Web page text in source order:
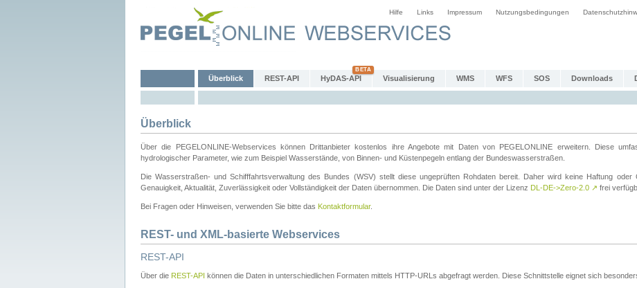
Hilfe Links Impressum Nutzungsbedingungen
Überblick REST-API HyDAS-API Visualisierung WMS WFS SOS Downloads
Überblick
Über die PEGELONLINE-Webservices können Drittanbieter kostenlos ihre Angebote mit Daten von PEGELONLINE erweitern. Diese
hydrologischer Parameter, wie zum Beispiel Wasserstände, von Binnen- und Küstenpegeln entlang der Bundeswasserstraßen.
Die Wasserstraßen- und Schifffahrtsverwaltung des Bundes (WSV) stellt diese ungeprüften Rohdaten bereit. Daher wird keine Haftung oder
Genauigkeit, Aktualität, Zuverlässigkeit oder Vollständigkeit der Daten übernommen. Die Daten sind unter der Lizenz DL-DE->Zero-2.0 ↗ frei
Bei Fragen oder Hinweisen, verwenden Sie bitte das Kontaktformular.
REST- und XML-basierte Webservices
REST-API
Über die REST-API können die Daten in unterschiedlichen Formaten mittels HTTP-URLs abgefragt werden. Diese Schnittstelle eignet sich